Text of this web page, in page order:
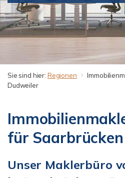
Sie sind hier: Regionen
Dudweiler
für
Unser Maklerbüro